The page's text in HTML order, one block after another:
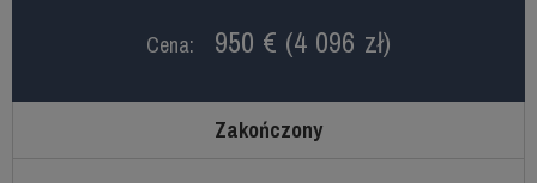
Cena: 950 € (4 096 zł)
Zakończony